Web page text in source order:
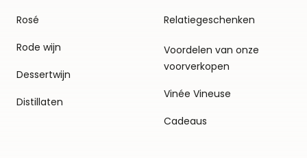
Rosé
Rode wijn
Dessertwijn
Distillaten
Relatiegeschenken
Voordelen van onze
voorverkopen
Vinée Vineuse
Cadeaus